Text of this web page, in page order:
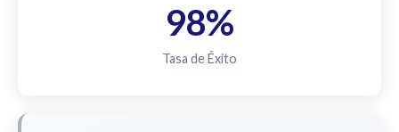
98%
Tasa de Éxito